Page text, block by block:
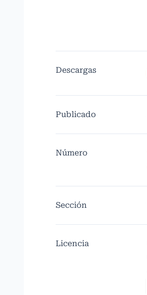
Descargas
Publicado
Número
Sección
Licencia